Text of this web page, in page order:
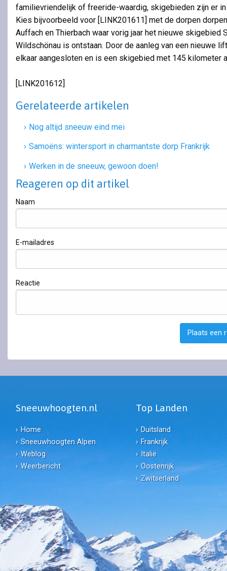
familievriendelijk of freeride-waardig, skigebieden zijn er
Kies bijvoorbeeld voor [LINK201611] met de dorpen
Auffach en Thierbach waar vorig jaar het nieuwe skigebied
Wildschönau is ontstaan. Door de aanleg van een nieuwe
elkaar aangesloten en is een skigebied met 145 kilometer
[LINK201612]
Gerelateerde artikelen
Nog altijd sneeuw eind mei
Samoëns: wintersport in charmantste dorp Frankrijk
Werken in de sneeuw, gewoon doen!
Reageren op dit artikel
Naam
E-mailadres
Reactie
Plaats een
Sneeuwhoogten.nl
Home
Sneeuwhoogten Alpen
Weblog
Weerbericht
Top Landen
Duitsland
Frankrijk
Italië
Oostenrijk
Zwitserland